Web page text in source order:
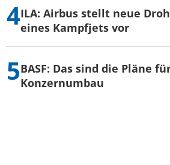
ILA: Airbus stellt neue
eines Kampfjets vor
BASF: Das sind die Pläne
Konzernumbau